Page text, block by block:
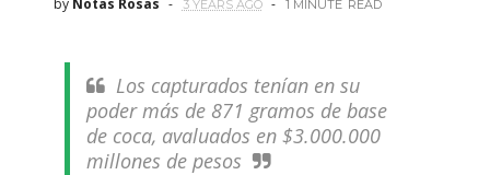
by Notas Rosas 3 YEARS AGO 1 MINUTE READ
Los capturados tenían en su
poder más de 871 gramos de base
de coca, avaluados en $3.000.000
millones de pesos